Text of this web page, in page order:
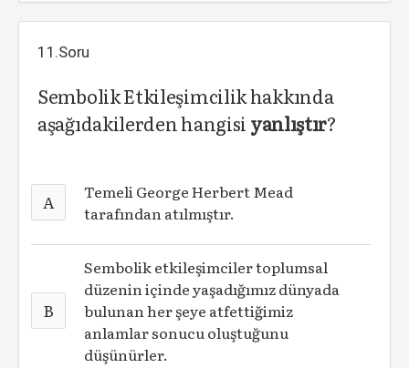
11.Soru
Sembolik Etkileşimcilik hakkında
aşağıdakilerden hangisi yanlıştır?
A
Temeli George Herbert Mead
tarafından atılmıştır.
B
Sembolik etkileşimciler toplumsal
düzenin için­de yaşadığımız dünyada
bulunan her şeye atfettiğimiz
anlamlar sonucu oluştuğunu
düşünürler.